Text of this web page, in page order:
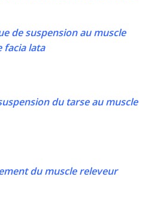
de suspension au muscle
facia lata
du tarse au muscle
du muscle releveur